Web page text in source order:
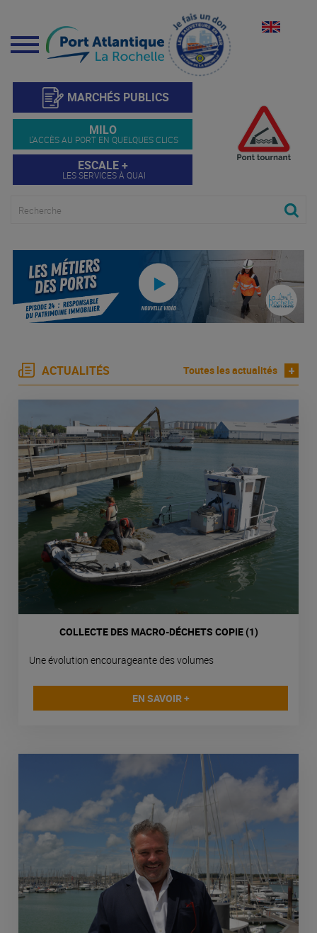
Menu
MARCHÉS PUBLICS
MILO
L'ACCÈS AU PORT EN QUELQUES CLICS
ESCALE +
LES SERVICES À QUAI
ACTUALITÉS Toutes les actualités +
COLLECTE DES MACRO-DÉCHETS COPIE (1)
Une évolution encourageante des volumes
EN SAVOIR +